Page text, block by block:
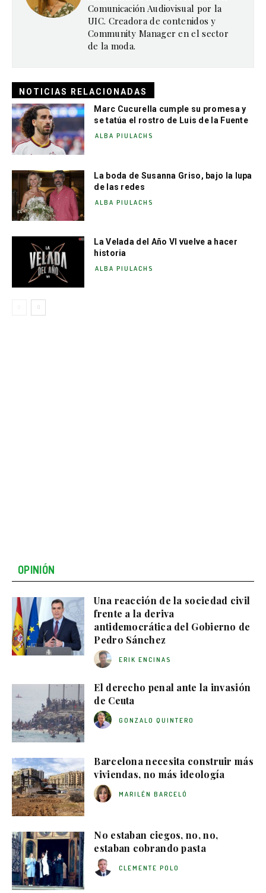
Comunicación Audiovisual por la
UIC. Creadora de contenidos y
Community Manager en el sector
de la moda.
NOTICIAS RELACIONADAS
Marc Cucurella cumple su promesa y
se tatúa el rostro de Luis de la Fuente
ALBA PIULACHS
La boda de Susanna Griso, bajo la lupa
de las redes
ALBA PIULACHS
La Velada del Año VI vuelve a hacer
historia
ALBA PIULACHS
OPINIÓN
Una reacción de la sociedad civil
frente a la deriva
antidemocrática del Gobierno de
Pedro Sánchez
ERIK ENCINAS
El derecho penal ante la invasión
de Ceuta
GONZALO QUINTERO
Barcelona necesita construir más
viviendas, no más ideología
MARILÉN BARCELÓ
No estaban ciegos, no, no,
estaban cobrando pasta
CLEMENTE POLO